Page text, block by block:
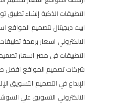
التطبيقات الذكية إنشاء تطبيق
ابيت ديجيتال لتصميم المواقع
الالكتروني اسعار برمجة تطبيقات
التطبيقات فى مصر اسعار
شركات تصميم المواقع افضل
الإبداع في التصميم التسويق
الالكتروني التسويق علي